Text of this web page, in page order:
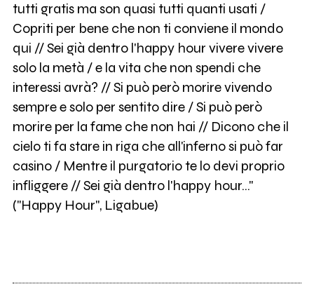
tutti gratis ma son quasi tutti quanti usati /
Copriti per bene che non ti conviene il mondo
qui // Sei già dentro l'happy hour vivere vivere
solo la metà / e la vita che non spendi che
interessi avrà? // Si può però morire vivendo
sempre e solo per sentito dire / Si può però
morire per la fame che non hai // Dicono che il
cielo ti fa stare in riga che all'inferno si può far
casino / Mentre il purgatorio te lo devi proprio
infliggere // Sei già dentro l'happy hour…"
("Happy Hour", Ligabue)